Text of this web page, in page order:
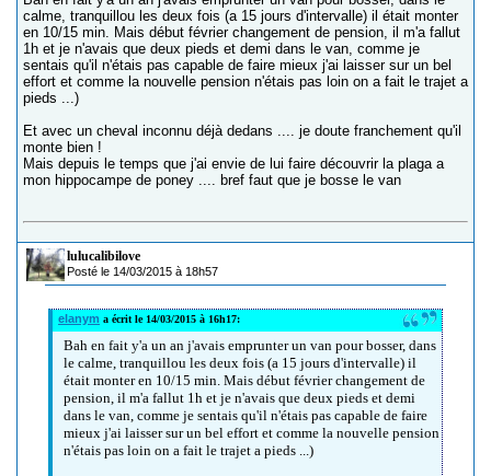
calme, tranquillou les deux fois (a 15 jours d'intervalle) il était monter
en 10/15 min. Mais début février changement de pension, il m'a fallut
1h et je n'avais que deux pieds et demi dans le van, comme je
sentais qu'il n'étais pas capable de faire mieux j'ai laisser sur un bel
effort et comme la nouvelle pension n'étais pas loin on a fait le trajet a
pieds ...)
Et avec un cheval inconnu déjà dedans .... je doute franchement qu'il
monte bien !
Mais depuis le temps que j'ai envie de lui faire découvrir la plaga a
mon hippocampe de poney .... bref faut que je bosse le van
lulucalibilove
Posté le 14/03/2015 à 18h57
elanym a écrit le 14/03/2015 à 16h17:
Bah en fait y'a un an j'avais emprunter un van pour bosser, dans
le calme, tranquillou les deux fois (a 15 jours d'intervalle) il
était monter en 10/15 min. Mais début février changement de
pension, il m'a fallut 1h et je n'avais que deux pieds et demi
dans le van, comme je sentais qu'il n'étais pas capable de faire
mieux j'ai laisser sur un bel effort et comme la nouvelle pension
n'étais pas loin on a fait le trajet a pieds ...)